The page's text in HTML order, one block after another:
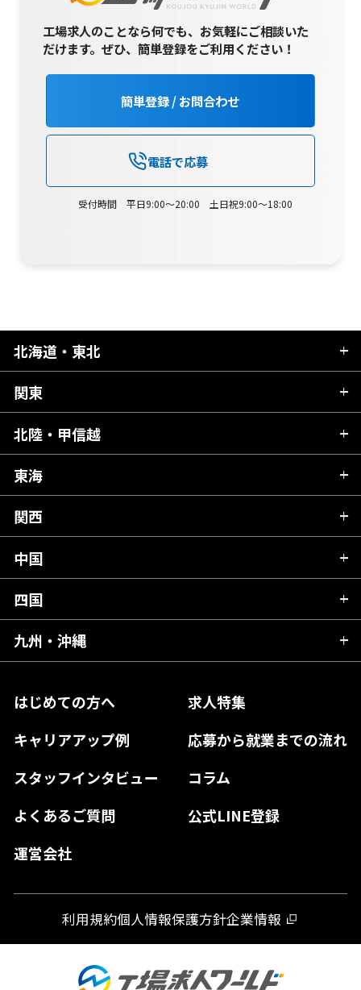
工場求人のことなら何でも、お気軽にご相談いた
だけます。ぜひ、簡単登録をご利用ください！
簡単登録 / お問合わせ
電話で応募
受付時間 平日9:00～20:00 土日祝9:00～18:00
はじめての方へ
求人特集
キャリアアップ例
応募から就業までの流れ
スタッフインタビュー
コラム
よくあるご質問
公式LINE登録
運営会社
北海道・東北
北海道
青森県
秋田県
岩手県
宮城県
福島県
関東
茨城県
栃木県
群馬県
千葉県
東京都
神奈川県
北陸・甲信越
新潟県
富山県
石川県
山梨県
長野県
東海
岐阜県
静岡県
愛知県
関西
滋賀県
京都府
大阪府
奈良県
和歌山県
中国
広島県
岡山県
島根県
山口県
四国
愛媛県
高知県
徳島県
九州・沖縄
熊本県
宮崎県
利用規約個人情報保護方針企業情報